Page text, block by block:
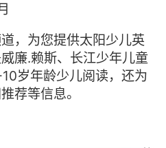
，为您提供太阳少儿英
廉.赖斯、长江少年儿童
岁年龄少儿阅读，还为
荐等信息。